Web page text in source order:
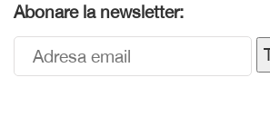
Abonare la newsletter: